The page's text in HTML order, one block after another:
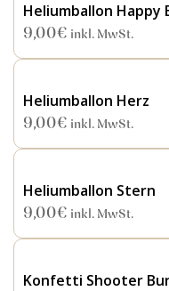
Heliumballon Happy
9,00€ inkl. MwSt.
Heliumballon Herz
9,00€ inkl. MwSt.
Heliumballon Stern
9,00€ inkl. MwSt.
Konfetti Shooter